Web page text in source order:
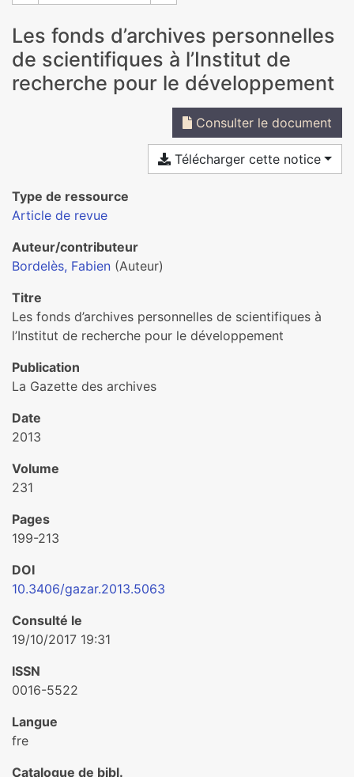
Les fonds d’archives personnelles
de scientifiques à l’Institut de
recherche pour le développement
Consulter le document
Télécharger cette notice
Type de ressource
Article de revue
Auteur/contributeur
Bordelès, Fabien (Auteur)
Titre
Les fonds d’archives personnelles de scientifiques à
l’Institut de recherche pour le développement
Publication
La Gazette des archives
Date
2013
Volume
231
Pages
199-213
DOI
10.3406/gazar.2013.5063
Consulté le
19/10/2017 19:31
ISSN
0016-5522
Langue
fre
Catalogue de bibl.